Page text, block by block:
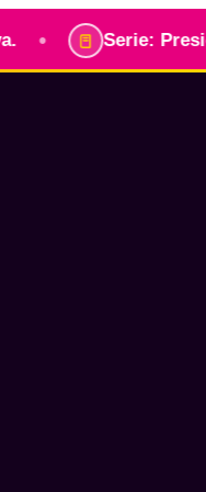
Serie: Presidentes